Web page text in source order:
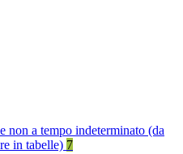
non a tempo indeterminato (da
in tabelle) 7